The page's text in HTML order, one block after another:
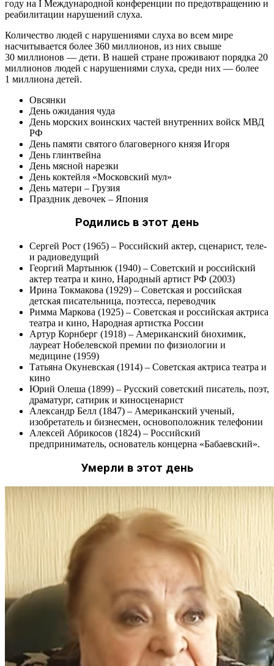
году на I Международной конференции по предотвращению и
реабилитации нарушений слуха.
Количество людей с нарушениями слуха во всем мире
насчитывается более 360 миллионов, из них свыше
30 миллионов — дети. В нашей стране проживают порядка 20
миллионов людей с нарушениями слуха, среди них — более
1 миллиона детей.
Овсянки
День ожидания чуда
День морских воинских частей внутренних войск МВД
РФ
День памяти святого благоверного князя Игоря
День глинтвейна
День мясной нарезки
День коктейля «Московский мул»
День матери – Грузия
Праздник девочек – Япония
Родились в этот день
Сергей Рост (1965) – Российский актер, сценарист, теле-
и радиоведущий
Георгий Мартынюк (1940) – Советский и российский
актер театра и кино, Народный артист РФ (2003)
Ирина Токмакова (1929) – Советская и российская
детская писательница, поэтесса, переводчик
Римма Маркова (1925) – Советская и российская актриса
театра и кино, Народная артистка России
Артур Корнберг (1918) – Американский биохимик,
лауреат Нобелевской премии по физиологии и
медицине (1959)
Татьяна Окуневская (1914) – Советская актриса театра и
кино
Юрий Олеша (1899) – Русский советский писатель, поэт,
драматург, сатирик и киносценарист
Александр Белл (1847) – Американский ученый,
изобретатель и бизнесмен, основоположник телефонии
Алексей Абрикосов (1824) – Российский
предприниматель, основатель концерна «Бабаевский».
Умерли в этот день